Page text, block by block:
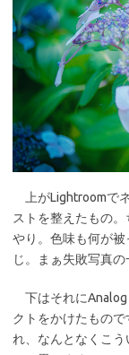
上がLightroomで
ストを整えたもの
やり。色味も何が
じ。まぁ失敗写真の
下はそれにAnalog
クトをかけたもの
れ、なんとなくこ